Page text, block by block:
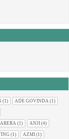
(1) ADE GOVINDA (1)
(1) ANJI (4)
(1) AZMI (1)